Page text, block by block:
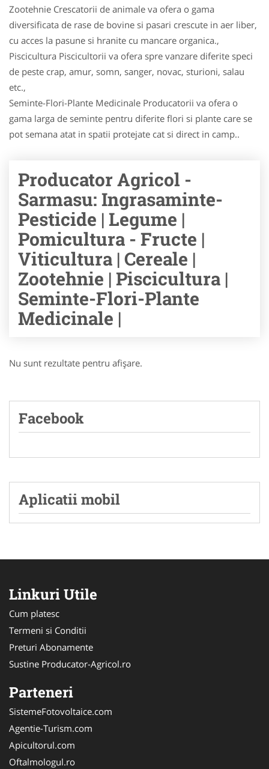
Zootehnie Crescatorii de animale va ofera o gama
diversificata de rase de bovine si pasari crescute in aer liber,
cu acces la pasune si hranite cu mancare organica.,
Piscicultura Piscicultorii va ofera spre vanzare diferite speci
de peste crap, amur, somn, sanger, novac, stu­ri­oni, salau
etc.,
Seminte-Flori-Plante Medicinale Producatorii va ofera o
gama larga de seminte pentru diferite flori si plante care se
pot semana atat in spatii protejate cat si direct in camp..
Producator Agricol -
Sarmasu: Ingrasaminte-
Pesticide | Legume |
Pomicultura - Fructe |
Viticultura | Cereale |
Zootehnie | Piscicultura |
Seminte-Flori-Plante
Medicinale |
Nu sunt rezultate pentru afişare.
Facebook
Aplicatii mobil
Linkuri Utile
Cum platesc
Termeni si Conditii
Preturi Abonamente
Sustine Producator-Agricol.ro
Parteneri
SistemeFotovoltaice.com
Agentie-Turism.com
Apicultorul.com
Oftalmologul.ro